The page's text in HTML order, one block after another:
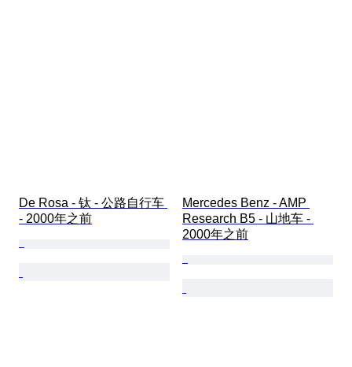
De Rosa - 钛 - 公路自行车
- 2000年之前
Mercedes Benz - AMP
Research B5 - 山地车 -
2000年之前